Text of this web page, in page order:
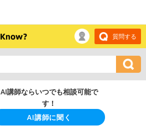
質問する
AI講師ならいつでも相談可能で
す！
AI講師に聞く